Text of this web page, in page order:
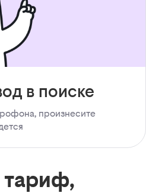
в поиске
произнесите